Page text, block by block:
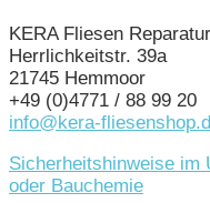
KERA Fliesen
Herrlichkeitstr. 39a
21745 Hemmoor
+49 (0)4771 / 88 99 20
info@kera-
Sicherheitshinweise im
oder Bauchemie